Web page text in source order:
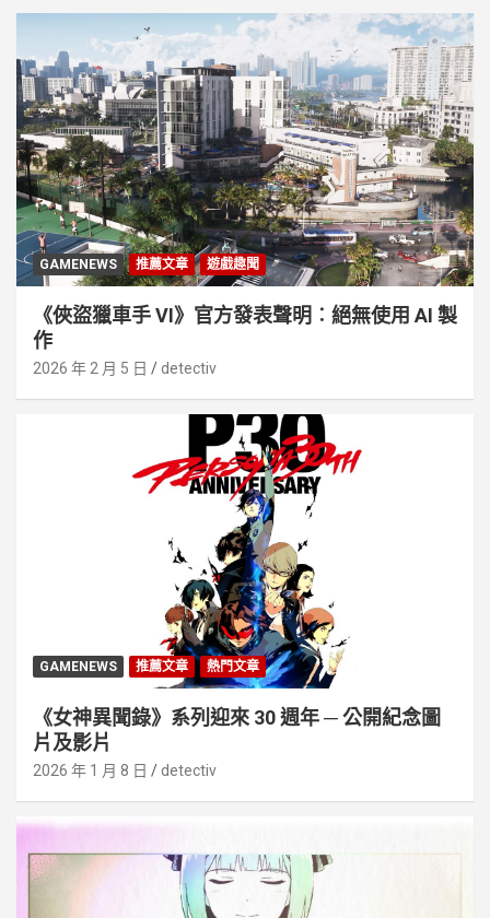
GAMENEWS 推薦文章 遊戲趣聞
《俠盜獵車手 VI》官方發表聲明︰絕無使用 AI 製
作
2026 年 2 月 5 日 detectiv
GAMENEWS 推薦文章 熱門文章
《女神異聞錄》系列迎來 30 週年 ─ 公開紀念圖
片及影片
2026 年 1 月 8 日 detectiv